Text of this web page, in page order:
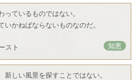
っているものではない。
いかねばならないものなのだ。
スト 知恵
新しい風景を探すことではない。